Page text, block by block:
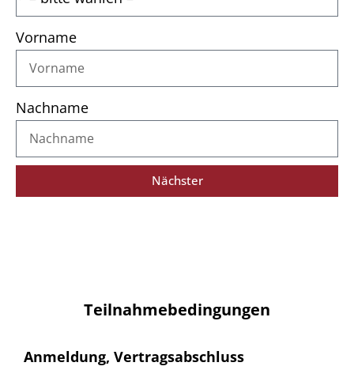
Vorname
Nachname
Nächster
Teilnahmebedingungen
Anmeldung, Vertragsabschluss